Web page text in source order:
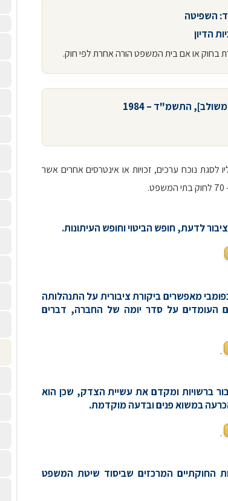
השפיטה
הדיון
התשמ"ד – 1984
לסגת נוכח ערכים, זכויות או אינטרסים אחרים אשר
מאפשרים ביקורת ציבורית על התנהלותה
העומדים על סדר יומה של החברה, דברים
.
ברשויות ומקדם את עשיית הצדק, שכן הוא
במשוא פנים ובדעה מוקדמת.
.
החוקתיים המרכזים שביסוד שיטת המשפט